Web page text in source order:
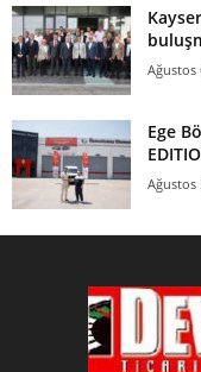
Ağustos
Ege
Ağustos